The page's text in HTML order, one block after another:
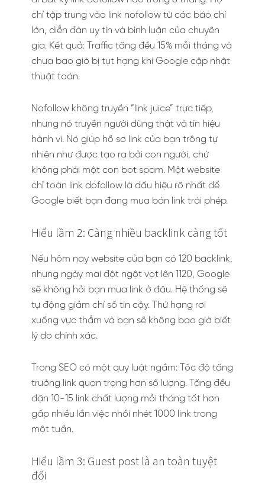
chỉ tập trung vào link nofollow từ các báo chí
lớn, diễn đàn uy tín và bình luận của chuyên
gia. Kết quả: Traffic tăng đều 15% mỗi tháng và
chưa bao giờ bị tụt hạng khi Google cập nhật
thuật toán.
Nofollow không truyền “link juice” trực tiếp,
nhưng nó truyền người dùng thật và tín hiệu
hành vi. Nó giúp hồ sơ link của bạn trông tự
nhiên như được tạo ra bởi con người, chứ
không phải một con bot spam. Một website
chỉ toàn link dofollow là dấu hiệu rõ nhất để
Google biết bạn đang mua bán link trái phép.
Hiểu lầm 2: Càng nhiều backlink càng tốt
Nếu hôm nay website của bạn có 120 backlink,
nhưng ngày mai đột ngột vọt lên 1120, Google
sẽ không hỏi bạn mua link ở đâu. Hệ thống sẽ
tự động giảm chỉ số tin cậy. Thứ hạng rơi
xuống vực thẳm và bạn sẽ không bao giờ biết
lý do chính xác.
Trong SEO có một quy luật ngầm: Tốc độ tăng
trưởng link quan trọng hơn số lượng. Tăng đều
đặn 10-15 link chất lượng mỗi tháng tốt hơn
gấp nhiều lần việc nhồi nhét 1000 link trong
một tuần.
Hiểu lầm 3: Guest post là an toàn tuyệt
đối